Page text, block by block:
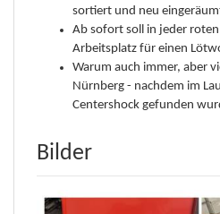
sortiert und neu
Ab sofort soll in jeder
Arbeitsplatz für einen
Warum auch immer, aber
Nürnberg - nachdem im
Centershock gefunden
Bilder